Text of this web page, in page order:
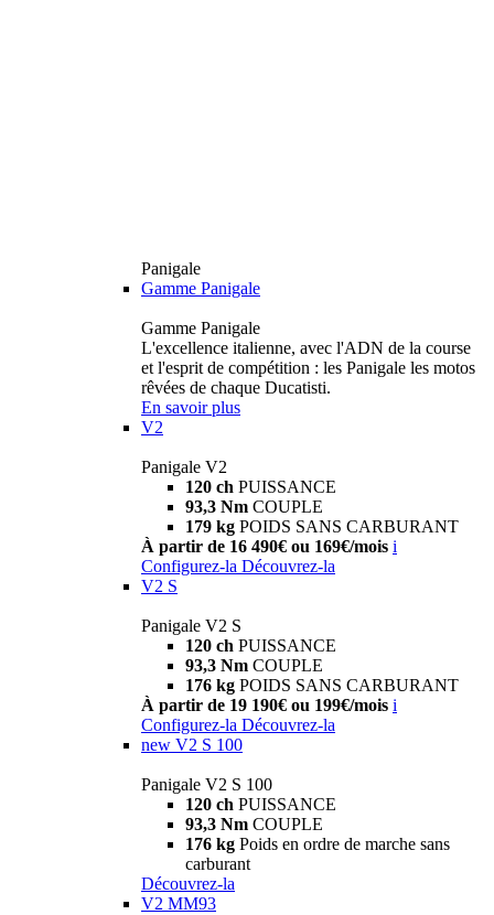
Panigale
Gamme Panigale
Gamme Panigale
L'excellence italienne, avec l'ADN de la course
et l'esprit de compétition : les Panigale les motos
rêvées de chaque Ducatisti.
En savoir plus
V2
Panigale V2
120 ch PUISSANCE
93,3 Nm COUPLE
179 kg POIDS SANS CARBURANT
À partir de 16 490€ ou 169€/mois i
Configurez-la Découvrez-la
V2 S
Panigale V2 S
120 ch PUISSANCE
93,3 Nm COUPLE
176 kg POIDS SANS CARBURANT
À partir de 19 190€ ou 199€/mois i
Configurez-la Découvrez-la
new V2 S 100
Panigale V2 S 100
120 ch PUISSANCE
93,3 Nm COUPLE
176 kg Poids en ordre de marche sans
carburant
Découvrez-la
V2 MM93